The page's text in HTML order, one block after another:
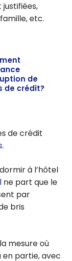
etc.
de
de crédit?
de crédit
.
à l’hôtel
ne part que le
par
bris
mesure où
partie, avec